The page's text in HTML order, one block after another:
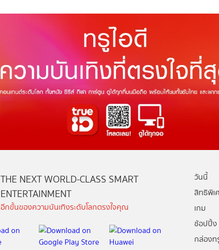
THE NEXT WORLD-CLASS SMART
ENTERTAINMENT
อีกขั้นของความบันเทิงระดับโลกตรงใจคุณ
วันนี้
สิทธิพิเ
เกม
ช้อปปิ้ง
กล่องท